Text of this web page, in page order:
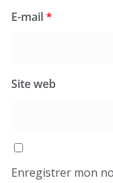
E-mail*
Site web
Enregistrer mon